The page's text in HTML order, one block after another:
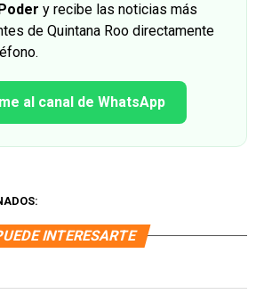
y recibe las noticias más
de Quintana Roo directamente
al canal de WhatsApp
INTERESARTE